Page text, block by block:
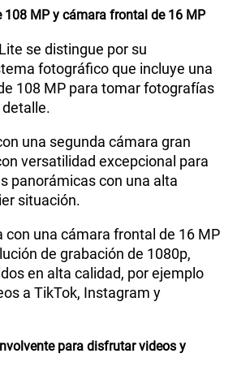
Frontal
Externa
Interna 512 GB
RAM 8GB + HONOR RAM Turbo 8GB
108 MP y cámara frontal de 16 MP
se distingue por su
fotográfico que incluye una
108 MP para tomar fotografías
una segunda cámara gran
versatilidad excepcional para
panorámicas con una alta
situación.
con una cámara frontal de 16 MP
de grabación de 1080p,
en alta calidad, por ejemplo
a TikTok, Instagram y
para disfrutar videos y